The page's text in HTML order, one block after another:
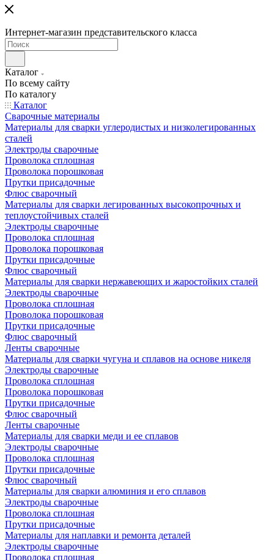
Интернет-магазин представительского класса
Каталог
По всему сайту
По каталогу
Каталог
Сварочные материалы
Материалы для сварки углеродистых и низколегированных
сталей
Электроды сварочные
Проволока сплошная
Проволока порошковая
Прутки присадочные
Флюс сварочный
Материалы для сварки легированных высокопрочных и
теплоустойчивых сталей
Электроды сварочные
Проволока сплошная
Проволока порошковая
Прутки присадочные
Флюс сварочный
Материалы для сварки нержавеющих и жаростойких сталей
Электроды сварочные
Проволока сплошная
Проволока порошковая
Прутки присадочные
Флюс сварочный
Ленты сварочные
Материалы для сварки чугуна и сплавов на основе никеля
Электроды сварочные
Проволока сплошная
Проволока порошковая
Прутки присадочные
Флюс сварочный
Ленты сварочные
Материалы для сварки меди и ее сплавов
Электроды сварочные
Проволока сплошная
Прутки присадочные
Флюс сварочный
Материалы для сварки алюминия и его сплавов
Электроды сварочные
Проволока сплошная
Прутки присадочные
Материалы для наплавки и ремонта деталей
Электроды сварочные
Проволока сплошная